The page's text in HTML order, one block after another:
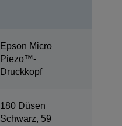
Epson Micro
Piezo™-
Druckkopf
180 Düsen
Schwarz, 59